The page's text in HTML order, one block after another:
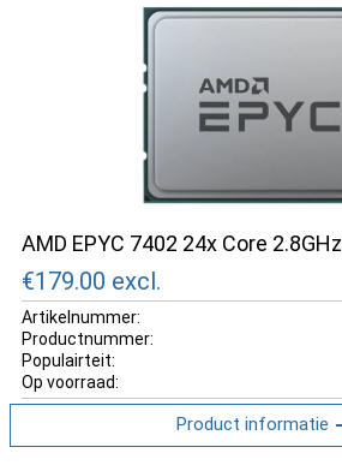
AMD EPYC 7402 24x Core 2.8GHz
€179.00 excl.
Artikelnummer:
Productnummer:
Populairteit:
Op voorraad:
Product informatie